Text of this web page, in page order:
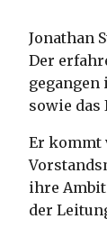
Jonathan
Der
sowie
Er kommt
ihre
der